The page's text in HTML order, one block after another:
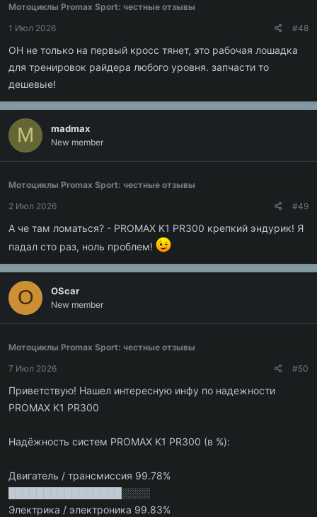
Мотоциклы Promax Sport: честные отзывы
1 Июл 2026
#48
ОН не только на первый кросс тянет, это рабочая лошадка
для тренировок райдера любого уровня. запчасти то
дешевые!
M madmax
New member
Мотоциклы Promax Sport: честные отзывы
2 Июл 2026
#49
А че там ломаться? - PROMAX K1 PR300 крепкий эндурик! Я
падал сто раз, ноль проблем!
O OScar
New member
Мотоциклы Promax Sport: честные отзывы
7 Июл 2026
#50
Приветствую! Нашел интересную инфу по надежности
PROMAX K1 PR300
Надёжность систем PROMAX K1 PR300 (в %):
Двигатель / трансмиссия 99.78%
████████████████░░░░
Электрика / электроника 99.83%